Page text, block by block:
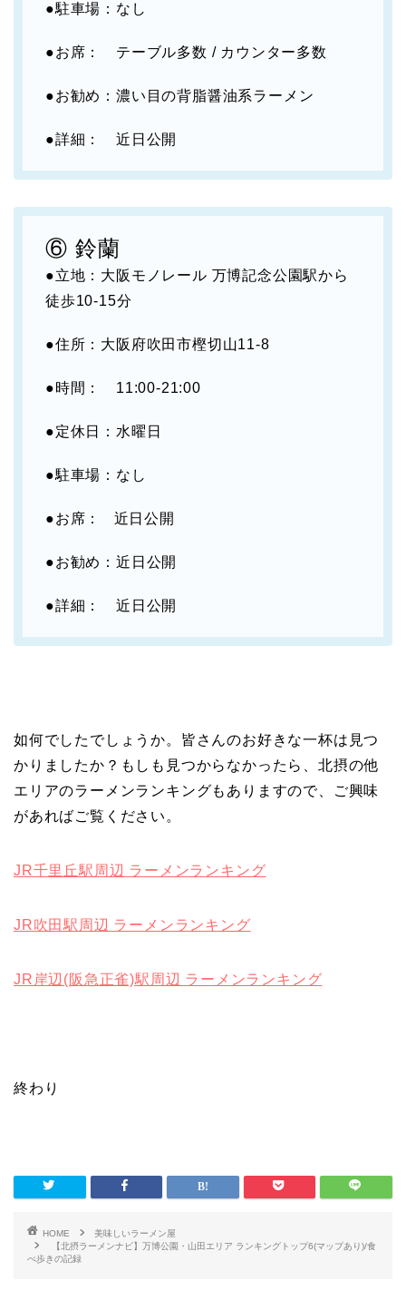
●駐車場：なし
●お席： テーブル多数 / カウンター多数
●お勧め：濃い目の背脂醤油系ラーメン
●詳細： 近日公開
⑥ 鈴蘭
●立地：大阪モノレール 万博記念公園駅から
徒歩10-15分
●住所：大阪府吹田市樫切山11-8
●時間： 11:00-21:00
●定休日：水曜日
●駐車場：なし
●お席： 近日公開
●お勧め：近日公開
●詳細： 近日公開
如何でしたでしょうか。皆さんのお好きな一杯は見つ
かりましたか？もしも見つからなかったら、北摂の他
エリアのラーメンランキングもありますので、ご興味
があればご覧ください。
JR千里丘駅周辺 ラーメンランキング
JR吹田駅周辺 ラーメンランキング
JR岸辺(阪急正雀)駅周辺 ラーメンランキング
終わり
HOME
美味しいラーメン屋
【北摂ラーメンナビ】万博公園・山田エリア ランキングトップ6(マップあり)/食
べ歩きの記録